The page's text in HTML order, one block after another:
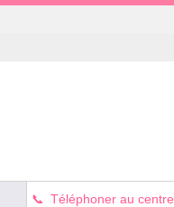
Téléphoner au centre